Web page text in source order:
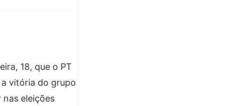
18, que o PT
vitória do grupo
eleições